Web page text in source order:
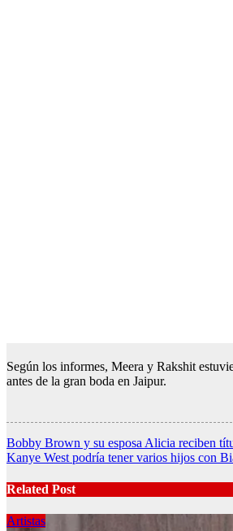
Según los informes, Meera y Rakshit
antes de la gran boda en Jaipur.
Post
navigation
Bobby Brown y su esposa Alicia reciben
Kanye West podría tener varios hijos con
Related Post
Artistas